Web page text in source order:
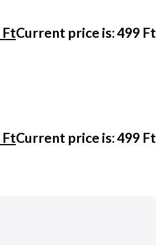
FtCurrent price is: 499
FtCurrent price is: 499